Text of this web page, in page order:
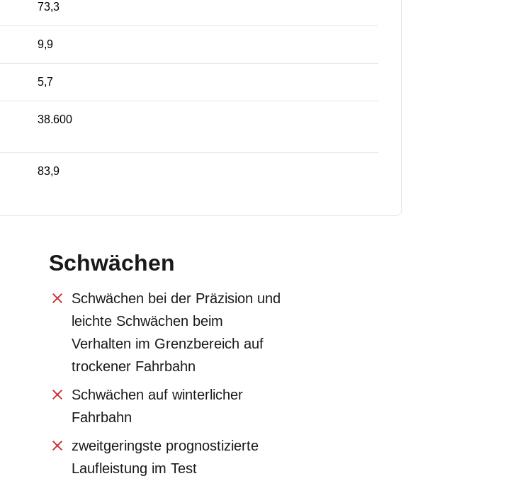
73,3
9,9
5,7
38.600
83,9
Schwächen
Schwächen bei der Präzision und
leichte Schwächen beim
Verhalten im Grenzbereich auf
trockener Fahrbahn
Schwächen auf winterlicher
Fahrbahn
zweitgeringste prognostizierte
Laufleistung im Test